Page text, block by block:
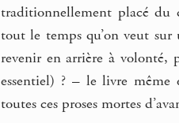
traditionnellement placé du
tout le temps qu’on veut sur
revenir en arrière à volonté,
essentiel) ? – le livre
toutes ces proses mortes